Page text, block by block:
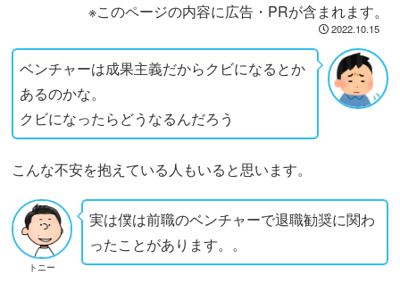
※このページの内容に広告・PRが含まれます。
2022.10.15
ベンチャーは成果主義だからクビになるとか
あるのかな。
クビになったらどうなるんだろう
こんな不安を抱えている人もいると思います。
トニー
実は僕は前職のベンチャーで退職勧奨に関わ
ったことがあります。。